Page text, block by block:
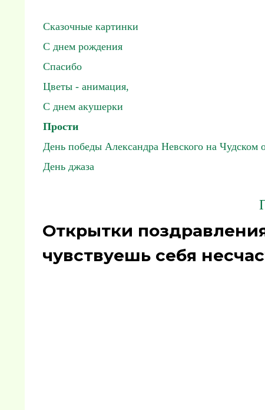
Сказочные картинки
С днем рождения
Спасибо
Цветы - анимация,
С днем акушерки
Прости
День победы Александра Невского на Чудском
День джаза
Открытки
чувствуешь себя